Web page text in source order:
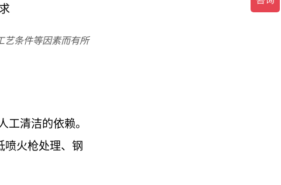
艺条件等因素而有所
清洁的依赖。
喷火枪处理、钢